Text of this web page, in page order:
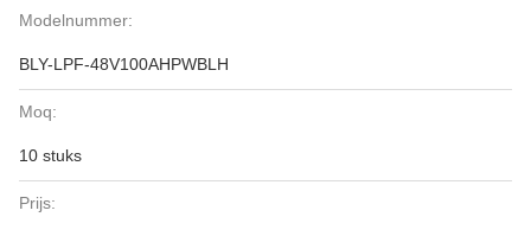
Modelnummer:
BLY-LPF-48V100AHPWBLH
Moq:
10 stuks
Prijs: